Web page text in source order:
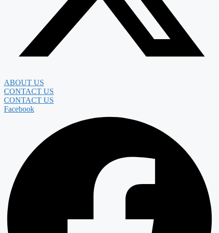
ABOUT US
CONTACT US
CONTACT US
Facebook